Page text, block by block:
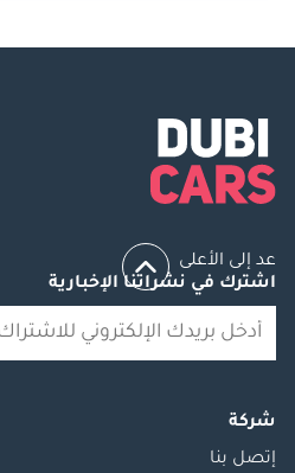
عد إلى الأعلى
اشترك في نشراتنا الإخبارية
شركة
إتصل بنا